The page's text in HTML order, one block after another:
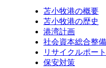
苫小牧港の概要
苫小牧港の歴史
港湾計画
社会資本総合整
リサイクルポート
保安対策